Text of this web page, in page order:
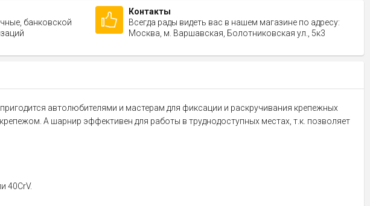
банковской
Контакты
Всегда рады видеть вас в нашем магазине по адресу:
Москва, м. Варшавская, Болотниковская ул., 5к3
автолюбителями и мастерам для фиксации и раскручивания крепежных
А шарнир эффективен для работы в труднодоступных местах, т.к. позволяет
40CrV.